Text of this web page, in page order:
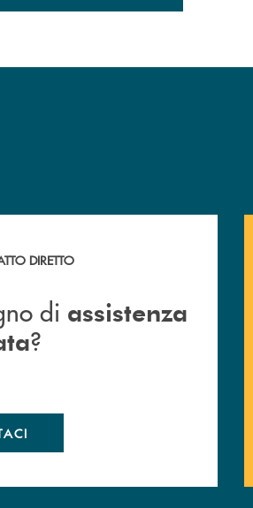
immediata ?
DIRETTO
di assistenza
?